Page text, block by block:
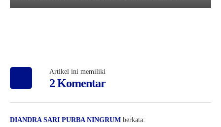
Artikel ini memiliki
2 Komentar
DIANDRA SARI PURBA NINGRUM berkata: